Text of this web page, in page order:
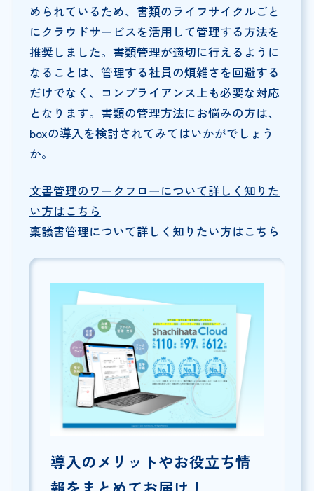
められているため、書類のライフサイクルごと
にクラウドサービスを活用して管理する方法を
推奨しました。書類管理が適切に行えるように
なることは、管理する社員の煩雑さを回避する
だけでなく、コンプライアンス上も必要な対応
となります。書類の管理方法にお悩みの方は、
boxの導入を検討されてみてはいかがでしょう
か。
文書管理のワークフローについて詳しく知りた
い方はこちら
稟議書管理について詳しく知りたい方はこちら
導入のメリットやお役立ち情